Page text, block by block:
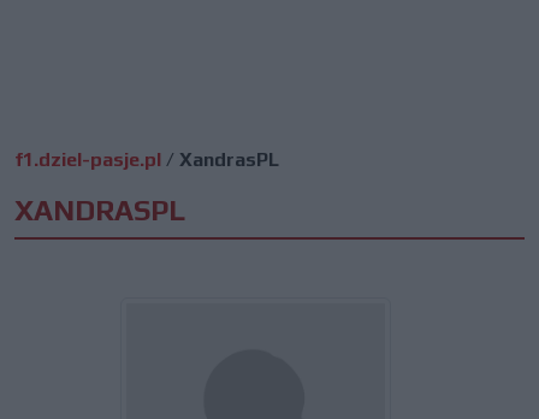
f1.dziel-pasje.pl / XandrasPL
XANDRASPL